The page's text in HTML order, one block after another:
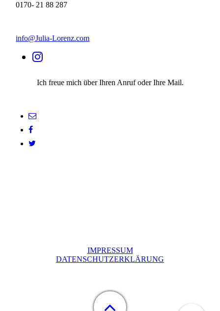
0170- 21 88 287
info@Julia-Lorenz.com
Ich freue mich über Ihren Anruf oder Ihre Mail.
IMPRESSUM
DATENSCHUTZERKLÄRUNG